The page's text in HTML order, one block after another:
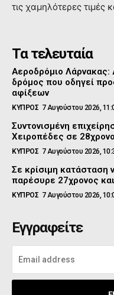
τις χαμηλότερες τιμές
Τα τελευταία
Αεροδρόμιο Λάρνακας:
δρόμος που οδηγεί
αφίξεων
ΚΥΠΡΟΣ 7 Αυγούστου 2026,
Συντονισμένη
Χειροπέδες σε 28χρονο
ΚΥΠΡΟΣ 7 Αυγούστου 2026,
Σε κρίσιμη κατάσταση
παρέσυρε 27χρονος
ΚΥΠΡΟΣ 7 Αυγούστου 2026,
Εγγραφείτε